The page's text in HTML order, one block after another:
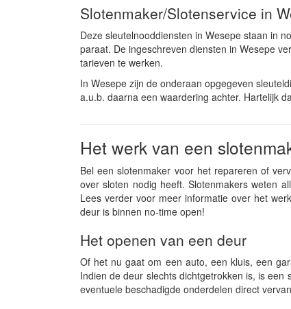
Slotenmaker/Slotenservice in
Deze sleutelnooddiensten in Wesepe staan in
paraat. De ingeschreven diensten in Wesepe
tarieven te werken.
In Wesepe zijn de onderaan opgegeven
a.u.b. daarna een waardering achter. Hartelijk
Het werk van een
Bel een slotenmaker voor het repareren of
over sloten nodig heeft. Slotenmakers weten
Lees verder voor meer informatie over het
deur is binnen no-time open!
Het openen van een deur
Of het nu gaat om een auto, een kluis, een
Indien de deur slechts dichtgetrokken is, is
eventuele beschadigde onderdelen direct